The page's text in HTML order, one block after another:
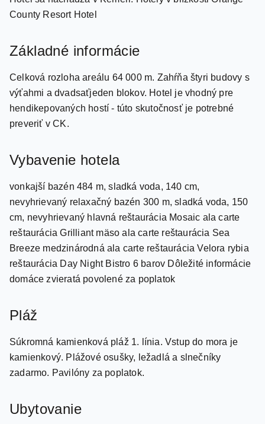
County Resort Hotel
Základné informácie
Celková rozloha areálu 64 000 m. Zahŕňa štyri budovy s
výťahmi a dvadsaťjeden blokov. Hotel je vhodný pre
hendikepovaných hostí - túto skutočnosť je potrebné
preveriť v CK.
Vybavenie hotela
vonkajší bazén 484 m, sladká voda, 140 cm,
nevyhrievaný relaxačný bazén 300 m, sladká voda, 150
cm, nevyhrievaný hlavná reštaurácia Mosaic ala carte
reštaurácia Grilliant mäso ala carte reštaurácia Sea
Breeze medzinárodná ala carte reštaurácia Velora rybia
reštaurácia Day Night Bistro 6 barov Dôležité informácie
domáce zvieratá povolené za poplatok
Pláž
Súkromná kamienková pláž 1. línia. Vstup do mora je
kamienkový. Plážové osušky, ležadlá a slnečníky
zadarmo. Pavilóny za poplatok.
Ubytovanie